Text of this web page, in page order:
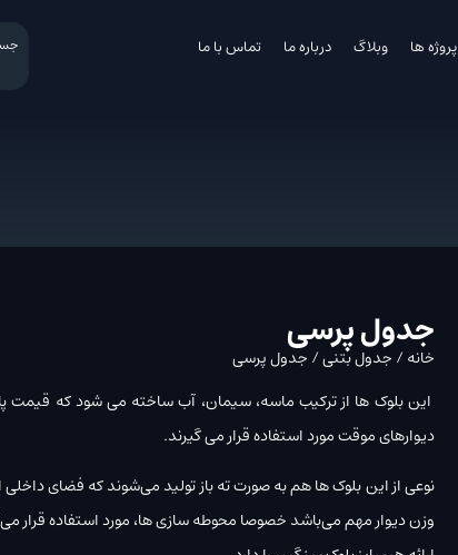
پروژه ها وبلاگ درباره ما تماس با ما
جدول پرسی
خانه / جدول بتنی/ جدول پرسی
این بلوک ها از ترکیب ماسه، سیمان، آب ساخته می شود که قیمت
دیوارهای موقت مورد استفاده قرار می گیرند.
نوعی از این بلوک ها هم به صورت ته باز تولید می‌شوند که فضای
وزن دیوار مهم می‌باشد خصوصا محوطه سازی ها، مورد استفاده قرار